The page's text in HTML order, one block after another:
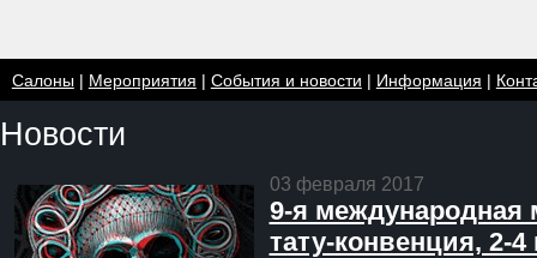
Салоны| Мероприятия | События и новости | Информация |
Новости
03 февраля 2017
9-я международная
тату-конвенция, 2-